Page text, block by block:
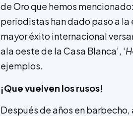
de Oro que hemos
periodistas han dado paso a
mayor éxito internacional
ala oeste de la Casa Blanca’, ‘
ejemplos.
¡Que vuelven los rusos!
Después de años en